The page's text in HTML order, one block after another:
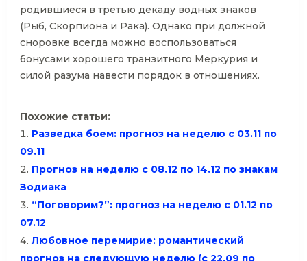
родившиеся в третью декаду водных знаков
(Рыб, Скорпиона и Рака). Однако при должной
сноровке всегда можно воспользоваться
бонусами хорошего транзитного Меркурия и
силой разума навести порядок в отношениях.
Похожие статьи:
Разведка боем: прогноз на неделю с 03.11 по
09.11
Прогноз на неделю с 08.12 по 14.12 по знакам
Зодиака
“Поговорим?”: прогноз на неделю с 01.12 по
07.12
Любовное перемирие: романтический
прогноз на следующую неделю (с 22.09 по